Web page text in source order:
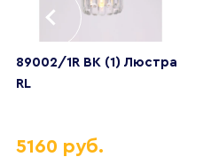
89002/1R BK (1) Люстра
RL
5160 руб.